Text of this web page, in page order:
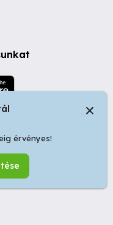
nr 34, Oradea
-
Ingyenes
érvényes!